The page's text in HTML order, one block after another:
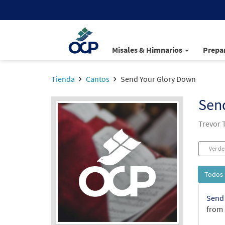
Misales & Himnarios
Tienda Cantos Send Your Glory Down
Trevor
Ver
from